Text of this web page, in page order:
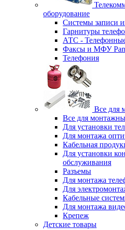
оборудование
Системы записи
Гарнитуры
АТС -
Факсы и МФУ
Телефония
Все для
Все для
Для установки
Для монтажа
Кабельная
Для установки
обслуживания
Разъемы
Для монтажа
Для
Кабельные
Для монтажа
Крепеж
Детские товары